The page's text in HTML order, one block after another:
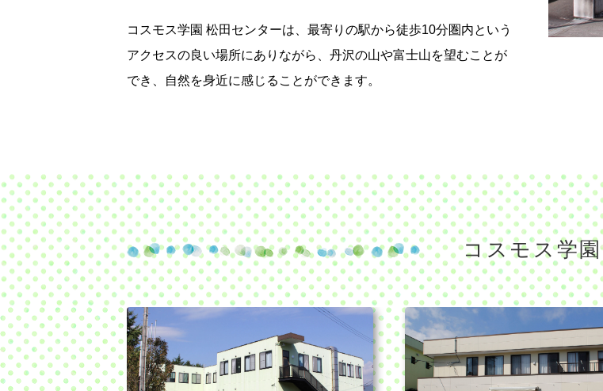
コスモス学園 松田センターは、最寄りの駅から徒歩10分圏内という
アクセスの良い場所にありながら、丹沢の山や富士山を望むことが
でき、自然を身近に感じることができます。
コスモス学園